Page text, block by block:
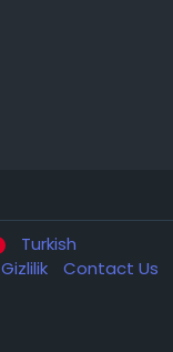
Turkish
Gizlilik Contact Us